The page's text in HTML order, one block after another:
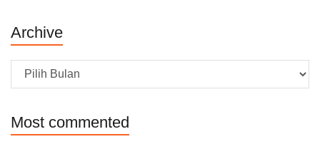
Archive
Archive
Most commented